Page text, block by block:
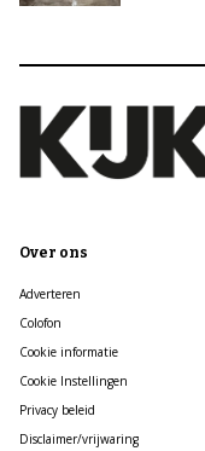
Over ons
Adverteren
Colofon
Cookie informatie
Cookie Instellingen
Privacy beleid
Disclaimer/vrijwaring